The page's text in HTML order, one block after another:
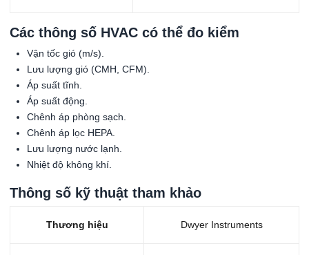
Các thông số HVAC có thể đo kiểm
Vận tốc gió (m/s).
Lưu lượng gió (CMH, CFM).
Áp suất tĩnh.
Áp suất động.
Chênh áp phòng sạch.
Chênh áp lọc HEPA.
Lưu lượng nước lạnh.
Nhiệt độ không khí.
Thông số kỹ thuật tham khảo
Thương hiệu Dwyer Instruments